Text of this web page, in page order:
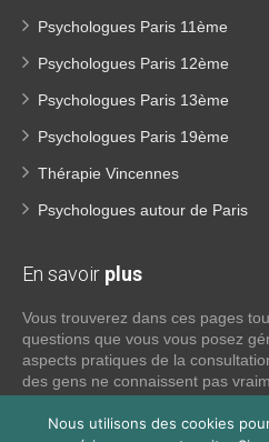
Psychologues Paris 11ème
Psychologues Paris 12ème
Psychologues Paris 13ème
Psychologues Paris 19ème
Thérapie Vincennes
Psychologues autour de Paris
En savoir plus
Vous trouverez dans ces pages
questions que vous vous posez
aspects pratiques de la
des gens ne connaissent pas
votre cas, voici quelques
Nous utilisons des cookies